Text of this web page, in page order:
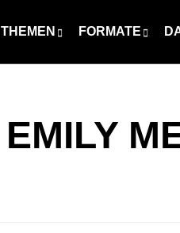
THEMEN FORMATE
EMILY